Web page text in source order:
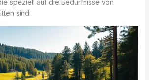
speziell auf die Bedürfnisse von
sind.